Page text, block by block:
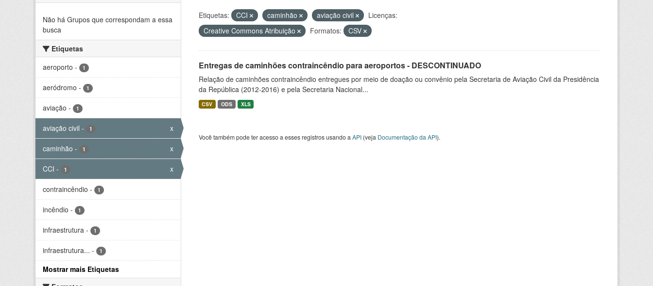
Não há Grupos que correspondam a essa
busca
Etiquetas
aeroporto - 1
aeródromo - 1
aviação - 1
aviação civil - 1 x
caminhão - 1 x
CCI - 1 x
contraincêndio - 1
incêndio - 1
infraestrutura - 1
infraestrutura... - 1
Mostrar mais Etiquetas
Etiquetas: CCI caminhão aviação civil
Licenças:
Creative Commons Atribuição
Formatos: CSV
Entregas de caminhões contraincêndio para aeroportos - DESCONTINUADO
Relação de caminhões contraincêndio entregues por meio de doação ou convênio pela Secretaria de Aviação Civil da Presidência
da República (2012-2016) e pela Secretaria Nacional...
CSV ODS XLS
Você também pode ter acesso a esses registros usando a API(veja Documentação da API).